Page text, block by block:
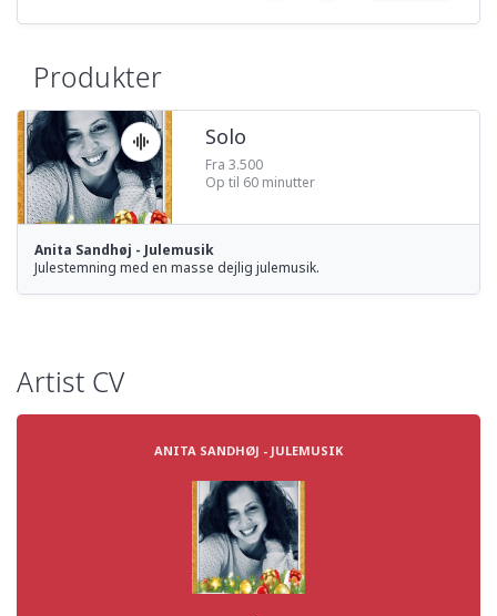
Produkter
Solo
Fra 3.500
Op til 60 minutter
Anita Sandhøj - Julemusik
Julestemning med en masse dejlig julemusik.
Artist CV
ANITA SANDHØJ - JULEMUSIK